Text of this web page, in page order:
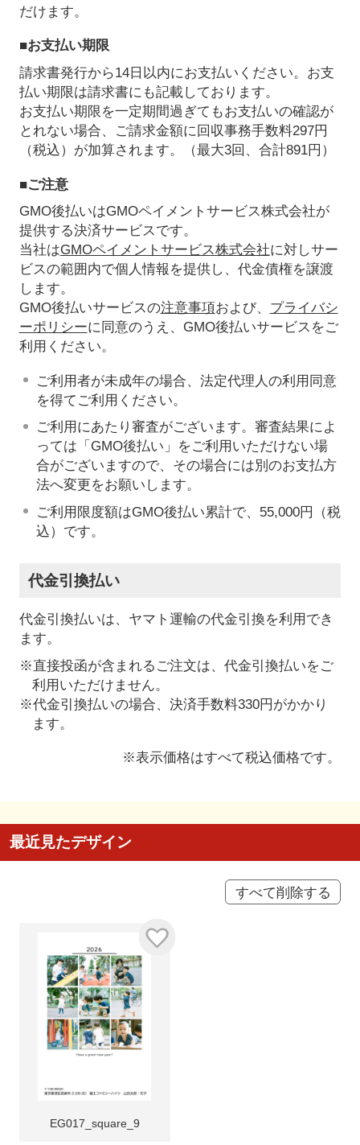
だけます。
■お支払い期限
請求書発行から14日以内にお支払いください。お支
払い期限は請求書にも記載しております。
お支払い期限を一定期間過ぎてもお支払いの確認が
とれない場合、ご請求金額に回収事務手数料297円
（税込）が加算されます。（最大3回、合計891円）
■ご注意
GMO後払いはGMOペイメントサービス株式会社が
提供する決済サービスです。
当社はGMOペイメントサービス株式会社に対しサー
ビスの範囲内で個人情報を提供し、代金債権を譲渡
します。
GMO後払いサービスの注意事項および、 プライバシ
ーポリシーに同意のうえ、GMO後払いサービスをご
利用ください。
ご利用者が未成年の場合、法定代理人の利用同意
を得てご利用ください。
ご利用にあたり審査がございます。審査結果によ
っては「GMO後払い」をご利用いただけない場
合がございますので、その場合には別のお支払方
法へ変更をお願いします。
ご利用限度額はGMO後払い累計で、55,000円（税
込）です。
代金引換払い
代金引換払いは、ヤマト運輸の代金引換を利用でき
ます。
※直接投函が含まれるご注文は、代金引換払いをご
利用いただけません。
※代金引換払いの場合、決済手数料330円がかかり
ます。
※表示価格はすべて税込価格です。
最近見たデザイン
すべて削除する
EG017_square_9